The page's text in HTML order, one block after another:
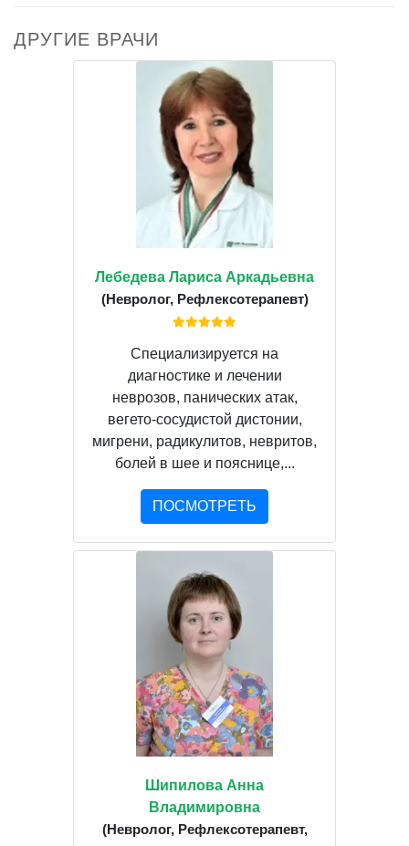
ДРУГИЕ ВРАЧИ
Лебедева Лариса Аркадьевна
(Невролог, Рефлексотерапевт)
Специализируется на
диагностике и лечении
неврозов, панических атак,
вегето-сосудистой дистонии,
мигрени, радикулитов, невритов,
болей в шее и пояснице,...
ПОСМОТРЕТЬ
Шипилова Анна
Владимировна
(Невролог, Рефлексотерапевт,